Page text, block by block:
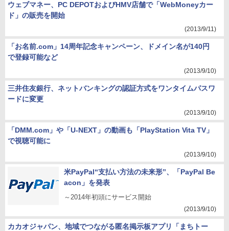
ウェブマネー、PC DEPOTおよびHMV店舗で「WebMoneyカー
ド」の販売を開始
(2013/9/11)
「お名前.com」14周年記念キャンペーン、ドメイン名が140円
で登録可能など
(2013/9/10)
三井住友銀行、ネットバンキングの認証方式をワンタイムパスワ
ードに変更
(2013/9/10)
「DMM.com」や「U-NEXT」の動画も「PlayStation Vita TV」
で視聴可能に
(2013/9/10)
米PayPal“支払い方法の未来形”、「PayPal Be
acon」を発表
～2014年初頭にサービス開始
(2013/9/10)
カカオジャパン、地域でつながる匿名掲示板アプリ「まちトー